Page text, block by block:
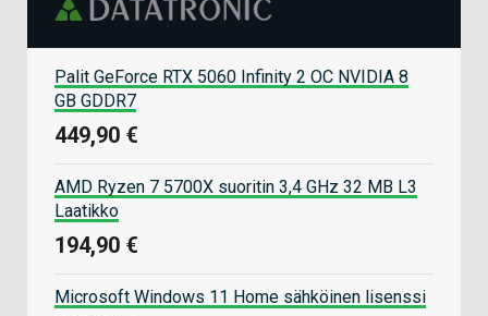
Palit GeForce RTX 5060 Infinity 2 OC NVIDIA 8
GB GDDR7
449,90 €
AMD Ryzen 7 5700X suoritin 3,4 GHz 32 MB L3
Laatikko
194,90 €
Microsoft Windows 11 Home sähköinen lisenssi